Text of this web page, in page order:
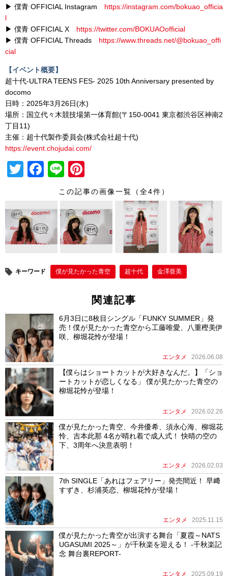
▶ 僕青 OFFICIAL Instagram https://instagram.com/bokuao_officia
l
▶ 僕青 OFFICIAL X https://twitter.com/BOKUAOofficial
▶ 僕青 OFFICIAL Threads https://www.threads.net/@bokuao_offi
cial
【イベント概要】
超⼗代-ULTRA TEENS FES- 2025 10th Anniversary presented by
docomo
日時：2025年3⽉26⽇(⽔)
場所：国⽴代々⽊競技場第⼀体育館(〒150-0041 東京都渋⾕区神南2
丁⽬11)
主催：超⼗代製作委員会(株式会社超⼗代)
https://event.chojudai.com/
T
er
F
e
b
o
o
k
Li
n
nt
e
st
この記事の画像一覧（全4件）
キーワード 僕が⾒たかった⻘空 超十代 金澤亜美
関連記事
6月3日に8枚目シングル「FUNKY SUMMER」発
売！僕が見たかった青空から工藤唯愛、八重樫美伊
咲、柳堀花怜が登場！
エンタメ 2026.06.08
【僕らはショートカットが大好きなんだ。】「ショ
ートカットが恋しくなる」 僕が見たかった青空の
柳堀花怜が登場！
エンタメ 2026.02.26
僕が見たかった青空、今井優希、須永心海、柳堀花
怜、吉本此那 4名が晴れ着で成人式！ 快晴の空の
下、3周年へ決意表明！
エンタメ 2026.02.03
7th SINGLE「あれはフェアリー」発売間近！ 早﨑
すずき、杉浦英恋、柳堀花怜が登場！
エンタメ 2025.11.15
僕が見たかった青空が出演する舞台「夏霞～NATS
UGASUMI 2025～」が千秋楽を迎える！ -千秋楽記
念 舞台裏REPORT-
エンタメ 2025.09.19